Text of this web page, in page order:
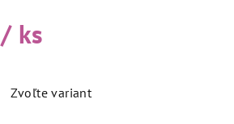
/ ks
Zvoľte variant